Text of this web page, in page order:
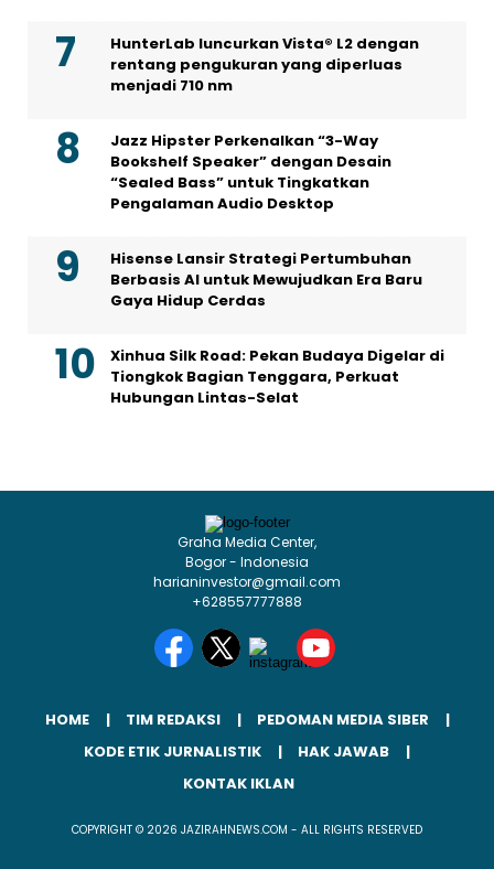
HunterLab luncurkan Vista® L2 dengan
rentang pengukuran yang diperluas
menjadi 710 nm
Jazz Hipster Perkenalkan “3-Way
Bookshelf Speaker” dengan Desain
“Sealed Bass” untuk Tingkatkan
Pengalaman Audio Desktop
Hisense Lansir Strategi Pertumbuhan
Berbasis AI untuk Mewujudkan Era Baru
Gaya Hidup Cerdas
Xinhua Silk Road: Pekan Budaya Digelar di
Tiongkok Bagian Tenggara, Perkuat
Hubungan Lintas-Selat
Graha Media Center,
Bogor - Indonesia
harianinvestor@gmail.com
+628557777888
HOME TIM REDAKSI
PEDOMAN MEDIA SIBER
KODE ETIK JURNALISTIK
HAK JAWAB
KONTAK IKLAN
COPYRIGHT © 2026 JAZIRAHNEWS.COM - ALL RIGHTS RESERVED